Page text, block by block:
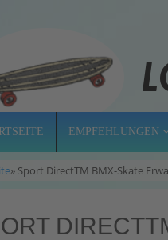
EMPFEHLUNGEN
» Sport DirectTM BMX-Skate